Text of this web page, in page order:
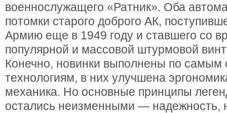
военнослужащего «Ратник». Оба
потомки старого доброго АК,
Армию еще в 1949 году и ставшего со
популярной и массовой штурмовой
Конечно, новинки выполнены по
технологиям, в них улучшена
механика. Но основные принципы
остались неизменными — надежность,